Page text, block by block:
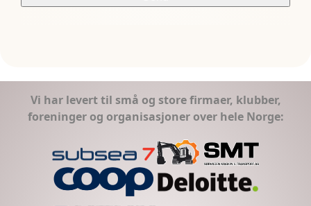
Vi har levert til små og store firmaer, klubber,
foreninger og organisasjoner over hele Norge: